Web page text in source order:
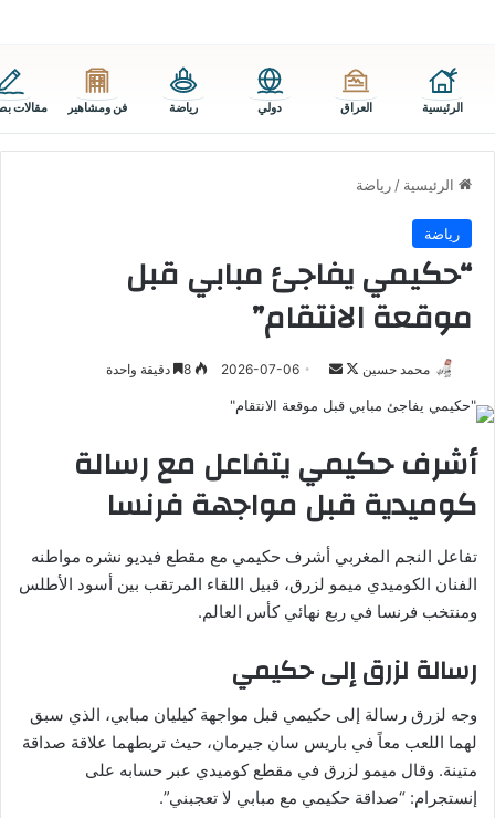
الرئيسية العراق دولي رياضة فن ومشاهير مقالات
الرئيسية / رياضة
رياضة
“حكيمي يفاجئ مبابي قبل
موقعة الانتقام”
محمد حسين
تابعأرسل 2026-07-06 دقيقة واحدة
أشرف حكيمي يتفاعل مع رسالة
كوميدية قبل مواجهة فرنسا
تفاعل النجم المغربي أشرف حكيمي مع مقطع فيديو نشره مواطنه
الفنان الكوميدي ميمو لزرق، قبيل اللقاء المرتقب بين أسود الأطلس
ومنتخب فرنسا في ربع نهائي كأس العالم.
رسالة لزرق إلى حكيمي
وجه لزرق رسالة إلى حكيمي قبل مواجهة كيليان مبابي، الذي سبق
لهما اللعب معاً في باريس سان جيرمان، حيث تربطهما علاقة صداقة
متينة. وقال ميمو لزرق في مقطع كوميدي عبر حسابه على
إنستجرام: “صداقة حكيمي مع مبابي لا تعجبني”.